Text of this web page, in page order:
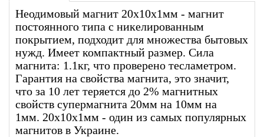
Неодимовый магнит 20х10х1мм - магнит
постоянного типа с никелированным
покрытием, подходит для множества бытовых
нужд. Имеет компактный размер. Сила
магнита: 1.1кг, что проверено тесламетром.
Гарантия на свойства магнита, это значит,
что за 10 лет теряется до 2% магнитных
свойств супермагнита 20мм на 10мм на
1мм. 20х10х1мм - один из самых популярных
магнитов в Украине.